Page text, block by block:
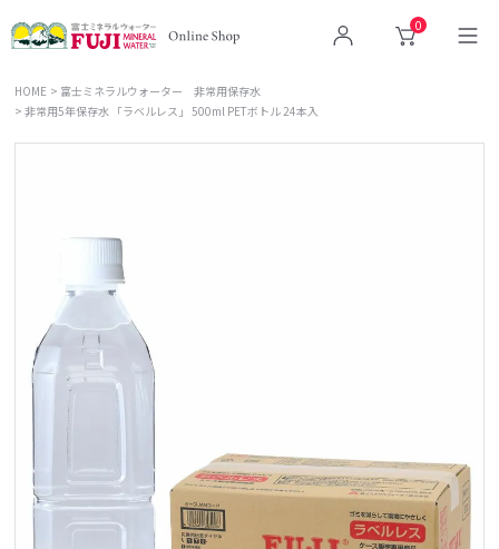
ログイン
0
カート
HOME
富士ミネラルウォーター 非常用保存水
非常用5年保存水 「ラベルレス」 500ml PETボトル 24本入